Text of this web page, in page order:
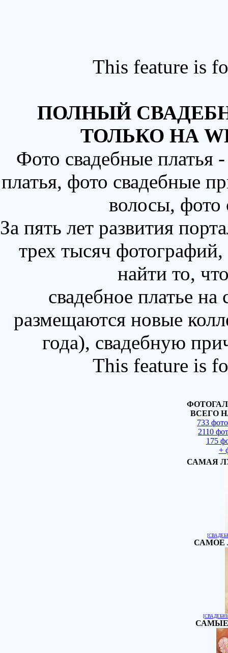
This feature is
ПОЛНЫЙ
ТОЛЬКО НА
Фото свадебные
платья, фото свадебные
волосы,
За пять лет развития
трех тысяч
найти то,
свадебное платье
размещаются новые
года), свадебную
This feature is
ВСЕГО
733
2110
175
+
САМАЯ
[
САМОЕ
[